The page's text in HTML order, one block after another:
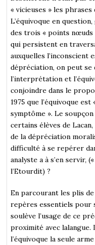
« vicieuses » les
L’équivoque en
des trois « points nœuds
qui persistent en
auxquelles l’inconscient
dépréciation, on peut se
l’interprétation et
conjoindre dans le
1975 que l’équivoque
symptôme ». Le
certains élèves de
de la dépréciation
difficulté à se repérer
analyste a à s’en servir,
l’Etourdit) ?
En parcourant les plis
repères essentiels pour
soulève l’usage de ce
proximité avec lalangue.
l’équivoque la seule